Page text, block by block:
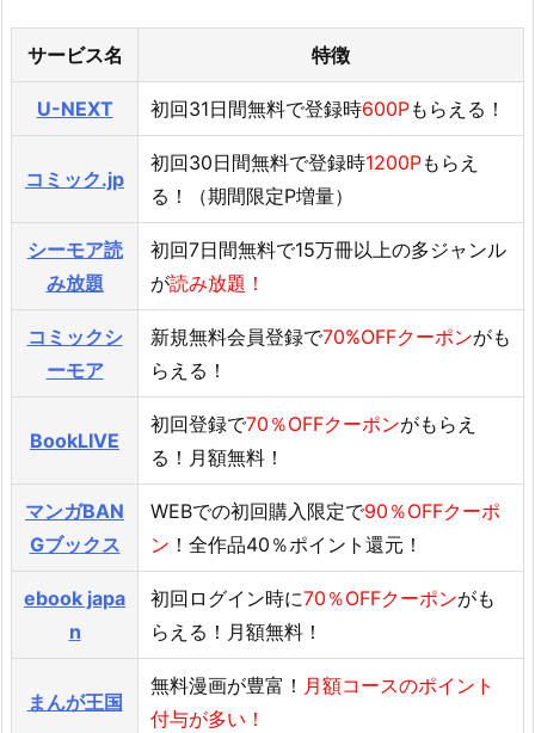
サービス名 特徴
U-NEXT 初回31日間無料で登録時600Pもらえる！
コミック.jp
初回30日間無料で登録時1200Pもらえ
る！（期間限定P増量）
シーモア読
み放題
初回7日間無料で15万冊以上の多ジャンル
が読み放題！
コミックシ
ーモア
新規無料会員登録で70%OFFクーポンがも
らえる！
BookLIVE
初回登録で70％OFFクーポンがもらえ
る！月額無料！
マンガBAN
Gブックス
WEBでの初回購入限定で90％OFFクーポ
ン ！全作品40％ポイント還元！
ebook japa
n
初回ログイン時に70％OFFクーポンがも
らえる！月額無料！
まんが王国
無料漫画が豊富！ 月額コースのポイント
付与が多い！